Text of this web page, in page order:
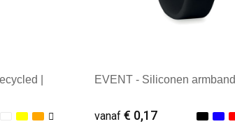
|
EVENT - Siliconen armband
vanaf€ 0,17